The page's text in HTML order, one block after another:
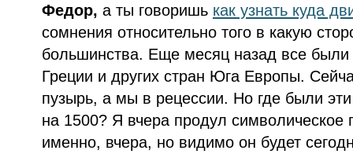
Федор, а ты говоришь как узнать куда
сомнения относительно того в какую
большинства. Еще месяц назад все были
Греции и других стран Юга Европы.
пузырь, а мы в рецессии. Но где были
на 1500? Я вчера продул символическое
именно, вчера, но видимо он будет